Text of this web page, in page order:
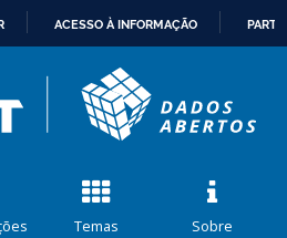
CONTEÚDO
ACESSO À INFORMAÇÃO
Temas Sobre